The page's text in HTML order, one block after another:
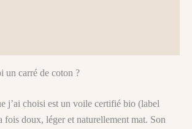
un carré de coton ?
j’ai choisi est un voile certifié bio (label
fois doux, léger et naturellement mat. Son